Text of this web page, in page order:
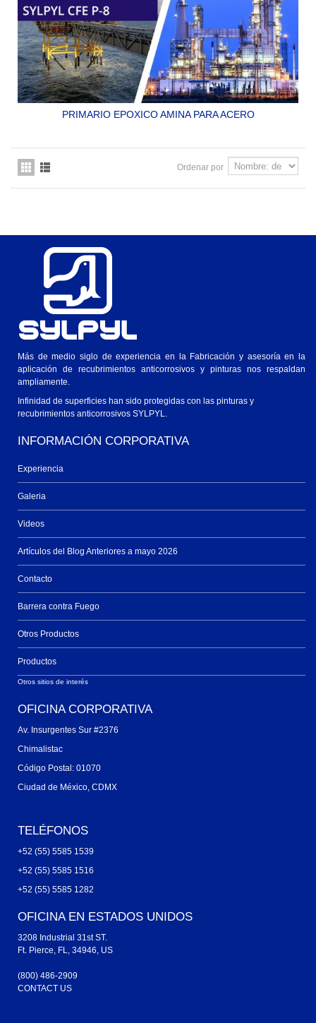
PRIMARIO EPOXICO AMINA PARA ACERO
Ordenar por
Más de medio siglo de experiencia en la Fabricación y asesoría en la
aplicación de recubrimientos anticorrosivos y pinturas nos respaldan
ampliamente.
Infinidad de superficies han sido protegidas con las pinturas y
recubrimientos anticorrosivos SYLPYL.
INFORMACIÓN CORPORATIVA
Experiencia
Galeria
Videos
Artículos del Blog Anteriores a mayo 2026
Contacto
Barrera contra Fuego
Otros Productos
Productos
Otros sitios de interés
OFICINA CORPORATIVA
Av. Insurgentes Sur #2376
Chimalistac
Código Postal: 01070
Ciudad de México, CDMX
TELÉFONOS
+52 (55) 5585 1539
+52 (55) 5585 1516
+52 (55) 5585 1282
OFICINA EN ESTADOS UNIDOS
3208 Industrial 31st ST.
Ft. Pierce, FL, 34946, US
(800) 486-2909
CONTACT US